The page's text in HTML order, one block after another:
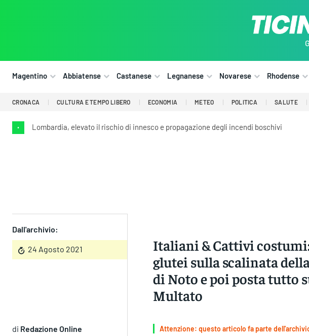
Magentino Abbiatense Castanese Legnanese Novarese Rhodense
CRONACA CULTURA E TEMPO LIBERO ECONOMIA METEO POLITICA SALUTE
• Lombardia, elevato il rischio di innesco e propagazione degli incendi boschivi
Dall'archivio:
24 Agosto 2021
Italiani & Cattivi
glutei sulla scalinata
di Noto e poi posta tutto
Multato
di Redazione Online
Attenzione: questo articolo fa parte